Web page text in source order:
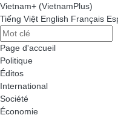
Vietnam+ (VietnamPlus)
Tiếng Việt English Français
Page d'accueil
Politique
Éditos
International
Société
Économie